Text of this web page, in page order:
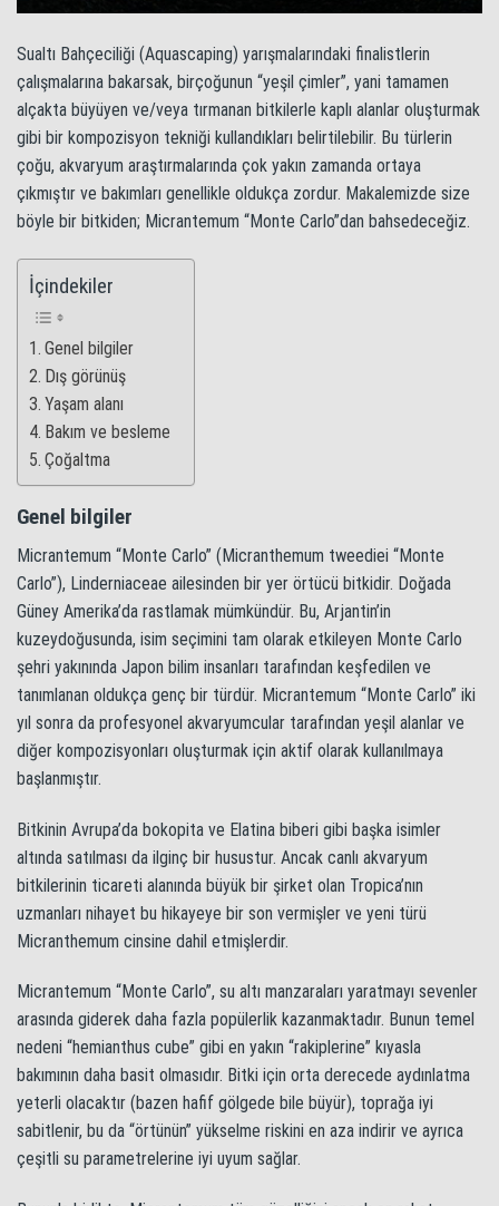
Sualtı Bahçeciliği (Aquascaping) yarışmalarındaki finalistlerin
çalışmalarına bakarsak, birçoğunun “yeşil çimler”, yani tamamen
alçakta büyüyen ve/veya tırmanan bitkilerle kaplı alanlar oluşturmak
gibi bir kompozisyon tekniği kullandıkları belirtilebilir. Bu türlerin
çoğu, akvaryum araştırmalarında çok yakın zamanda ortaya
çıkmıştır ve bakımları genellikle oldukça zordur. Makalemizde size
böyle bir bitkiden; Micrantemum “Monte Carlo”dan bahsedeceğiz.
İçindekiler
Genel bilgiler
Dış görünüş
Yaşam alanı
Bakım ve besleme
Çoğaltma
Genel bilgiler
Micrantemum “Monte Carlo” (Micranthemum tweediei “Monte
Carlo”), Linderniaceae ailesinden bir yer örtücü bitkidir. Doğada
Güney Amerika’da rastlamak mümkündür. Bu, Arjantin’in
kuzeydoğusunda, isim seçimini tam olarak etkileyen Monte Carlo
şehri yakınında Japon bilim insanları tarafından keşfedilen ve
tanımlanan oldukça genç bir türdür. Micrantemum “Monte Carlo” iki
yıl sonra da profesyonel akvaryumcular tarafından yeşil alanlar ve
diğer kompozisyonları oluşturmak için aktif olarak kullanılmaya
başlanmıştır.
Bitkinin Avrupa’da bokopita ve Elatina biberi gibi başka isimler
altında satılması da ilginç bir husustur. Ancak canlı akvaryum
bitkilerinin ticareti alanında büyük bir şirket olan Tropica’nın
uzmanları nihayet bu hikayeye bir son vermişler ve yeni türü
Micranthemum cinsine dahil etmişlerdir.
Micrantemum “Monte Carlo”, su altı manzaraları yaratmayı sevenler
arasında giderek daha fazla popülerlik kazanmaktadır. Bunun temel
nedeni “hemianthus cube” gibi en yakın “rakiplerine” kıyasla
bakımının daha basit olmasıdır. Bitki için orta derecede aydınlatma
yeterli olacaktır (bazen hafif gölgede bile büyür), toprağa iyi
sabitlenir, bu da “örtünün” yükselme riskini en aza indirir ve ayrıca
çeşitli su parametrelerine iyi uyum sağlar.